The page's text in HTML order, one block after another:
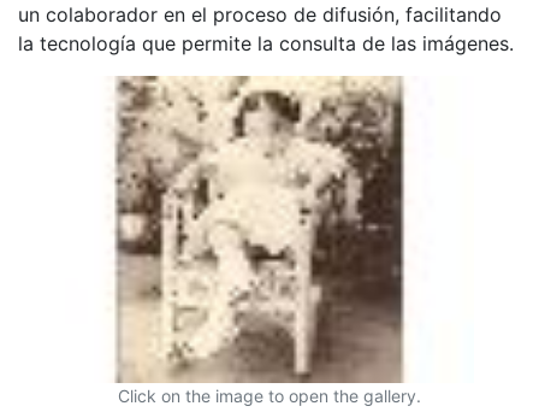
un colaborador en el proceso de difusión, facilitando
la tecnología que permite la consulta de las imágenes.
Click on the image to open the gallery.